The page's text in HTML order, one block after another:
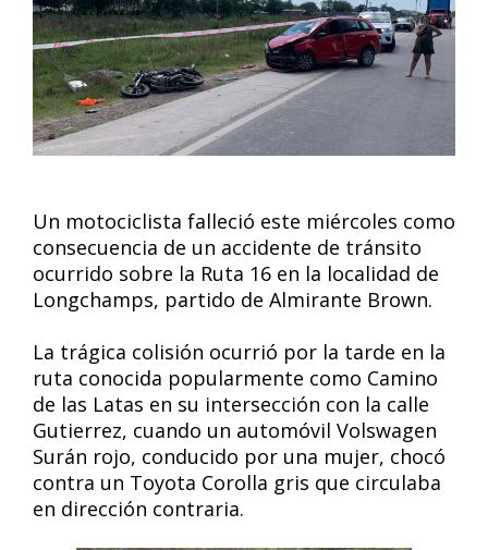
Un motociclista falleció este miércoles como
consecuencia de un accidente de tránsito
ocurrido sobre la Ruta 16 en la localidad de
Longchamps, partido de Almirante Brown.
La trágica colisión ocurrió por la tarde en la
ruta conocida popularmente como Camino
de las Latas en su intersección con la calle
Gutierrez, cuando un automóvil Volswagen
Surán rojo, conducido por una mujer, chocó
contra un Toyota Corolla gris que circulaba
en dirección contraria.